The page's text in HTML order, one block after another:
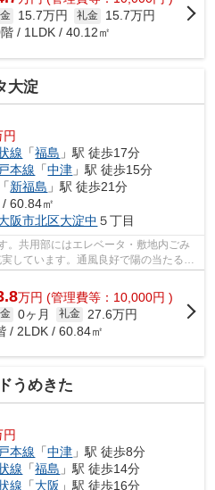
15.7万円 礼金
15.7万円
/ 1LDK / 40.12㎡
大淀
円
線 「福島 」駅 徒歩17分
本線 「中津 」駅 徒歩15分
「新福島 」駅 徒歩21分
60.84㎡
阪市北区大淀中 ５丁目
。共用部にはエレベータ・敷地内ごみ
しています。通風良好で陽の当たる気
万円 (管理費等：10,000円 )
0ヶ月 礼金
27.6万円
/ 2LDK / 60.84㎡
うめきた
円
本線 「中津 」駅 徒歩8分
線 「福島 」駅 徒歩14分
線 「大阪 」駅 徒歩16分